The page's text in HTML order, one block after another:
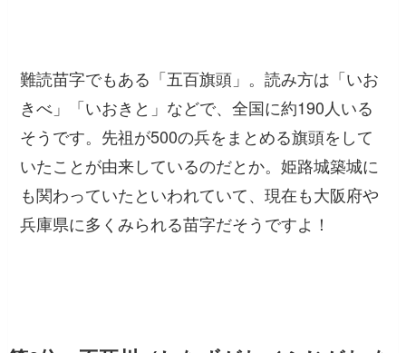
難読苗字でもある「五百旗頭」。読み方は「いお
きべ」「いおきと」などで、全国に約190人いる
そうです。先祖が500の兵をまとめる旗頭をして
いたことが由来しているのだとか。姫路城築城に
も関わっていたといわれていて、現在も大阪府や
兵庫県に多くみられる苗字だそうですよ！